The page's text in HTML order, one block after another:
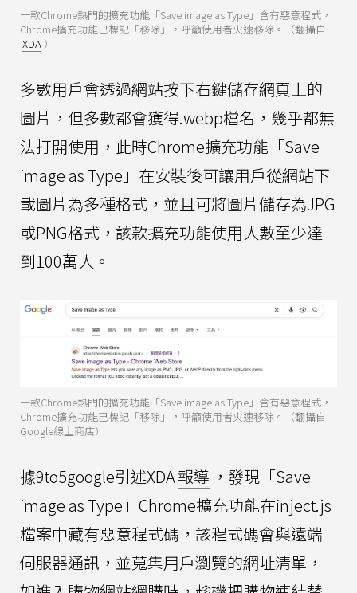
一款Chrome熱門的擴充功能「Save image as Type」含有惡意程式，
Chrome擴充功能已標記「移除」，呼籲使用者火速移除。（翻攝自
XDA ）
多數用戶會透過網站按下右鍵儲存網頁上的
圖片，但多數都會獲得.webp檔名，幾乎都無
法打開使用，此時Chrome擴充功能「Save
image as Type」在安裝後可讓用戶從網站下
載圖片為多種格式，並且可將圖片儲存為JPG
或PNG格式，該款擴充功能使用人數至少達
到100萬人。
一款Chrome熱門的擴充功能「Save image as Type」含有惡意程式，
Chrome擴充功能已標記「移除」，呼籲使用者火速移除。（翻攝自
Google線上商店）
據9to5google引述XDA報導 ，發現「Save
image as Type」Chrome擴充功能在inject.js
檔案中藏有惡意程式碼，該程式碼會與遠端
伺服器通訊，並蒐集用戶瀏覽的網址清單，